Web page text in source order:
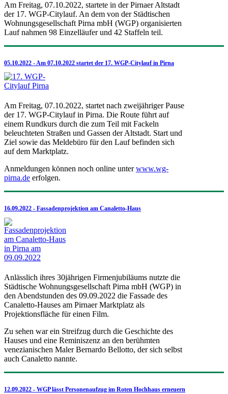
Am Freitag, 07.10.2022, startete in der Pirnaer Altstadt
der 17. WGP-Citylauf. An dem von der Städtischen
Wohnungsgesellschaft Pirna mbH (WGP) organisierten
Lauf nahmen 98 Einzelläufer und 42 Staffeln teil.
05.10.2022 - Am 07.10.2022 startet der 17. WGP-Citylauf in Pirna
Am Freitag, 07.10.2022, startet nach zweijähriger Pause
der 17. WGP-Citylauf in Pirna. Die Route führt auf
einem Rundkurs durch die zum Teil mit Fackeln
beleuchteten Straßen und Gassen der Altstadt. Start und
Ziel sowie das Meldebüro für den Lauf befinden sich
auf dem Marktplatz.
Anmeldungen können noch online unterwww.wg-
pirna.de erfolgen.
16.09.2022 - Fassadenprojektion am Canaletto-Haus
Anlässlich ihres 30jährigen Firmenjubiläums nutzte die
Städtische Wohnungsgesellschaft Pirna mbH (WGP) in
den Abendstunden des 09.09.2022 die Fassade des
Canaletto-Hauses am Pirnaer Marktplatz als
Projektionsfläche für einen Film.
Zu sehen war ein Streifzug durch die Geschichte des
Hauses und eine Reminiszenz an den berühmten
venezianischen Maler Bernardo Bellotto, der sich selbst
auch Canaletto nannte.
12.09.2022 - WGP lässt Personenaufzug im Roten Hochhaus erneuern